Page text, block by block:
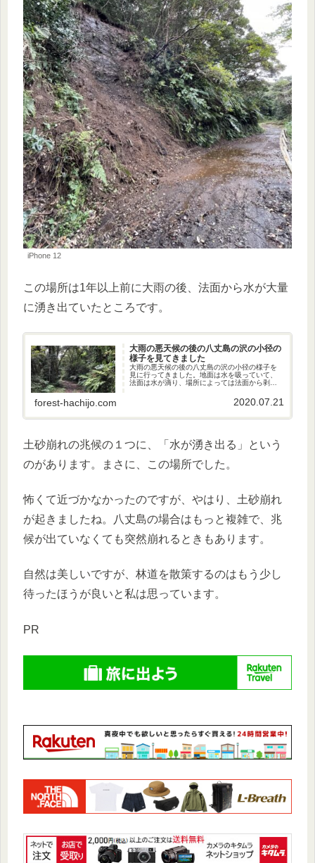
iPhone 12
この場所は1年以上前に大雨の後、法面から水が大量
に湧き出ていたところです。
大雨の悪天候の後の八丈島の沢の小径の
様子を見てきました
大雨の悪天候の後の八丈島の沢の小径の様子を
見に行ってきました。地面は水を吸っていて、
法面は水が滴り、場所によっては法面から剥が
forest-hachijo.com 2020.07.21
土砂崩れの兆候の１つに、「水が湧き出る」という
のがあります。まさに、この場所でした。
怖くて近づかなかったのですが、やはり、土砂崩れ
が起きましたね。八丈島の場合はもっと複雑で、兆
候が出ていなくても突然崩れるときもあります。
自然は美しいですが、林道を散策するのはもう少し
待ったほうが良いと私は思っています。
PR